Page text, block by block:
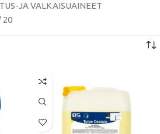
JA VALKAISUAINEET
20